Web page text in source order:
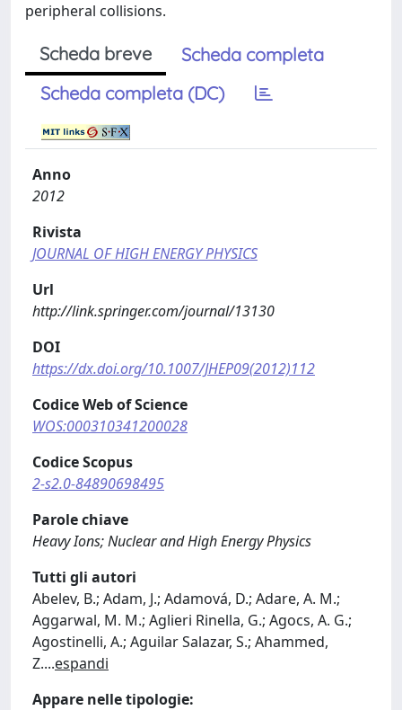
peripheral collisions.
Scheda breve
Scheda completa
Scheda completa (DC)
Anno
2012
Rivista
JOURNAL OF HIGH ENERGY PHYSICS
Url
http://link.springer.com/journal/13130
DOI
https://dx.doi.org/10.1007/JHEP09(2012)112
Codice Web of Science
WOS:000310341200028
Codice Scopus
2-s2.0-84890698495
Parole chiave
Heavy Ions; Nuclear and High Energy Physics
Tutti gli autori
Abelev, B.; Adam, J.; Adamová, D.; Adare, A. M.;
Aggarwal, M. M.; Aglieri Rinella, G.; Agocs, A. G.;
Agostinelli, A.; Aguilar Salazar, S.; Ahammed,
Z....espandi
Appare nelle tipologie: